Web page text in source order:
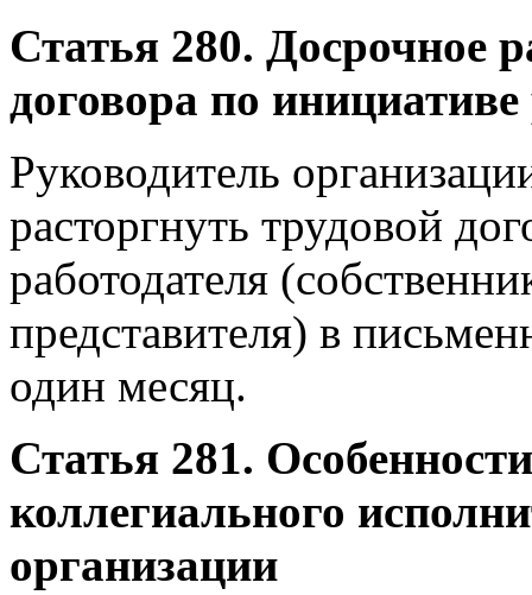
Статья 280. Досрочное
договора по
Руководитель
расторгнуть трудовой
работодателя
представителя) в
один месяц.
Статья 281.
коллегиального
организации